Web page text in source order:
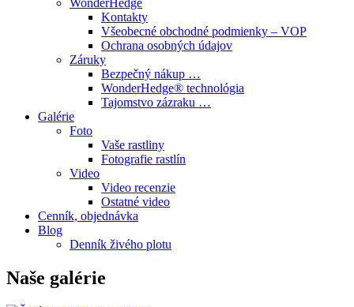
WonderHedge
Kontakty
Všeobecné obchodné podmienky – VOP
Ochrana osobných údajov
Záruky
Bezpečný nákup …
WonderHedge® technológia
Tajomstvo zázraku …
Galérie
Foto
Vaše rastliny
Fotografie rastlín
Video
Video recenzie
Ostatné video
Cenník, objednávka
Blog
Denník živého plotu
Naše galérie